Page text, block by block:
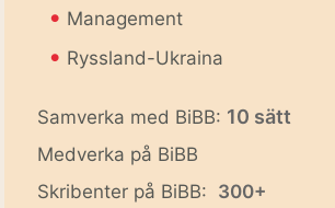
• Management
• Ryssland-Ukraina
Samverka med BiBB: 10 sätt
Medverka på BiBB
Skribenter på BiBB: 300+